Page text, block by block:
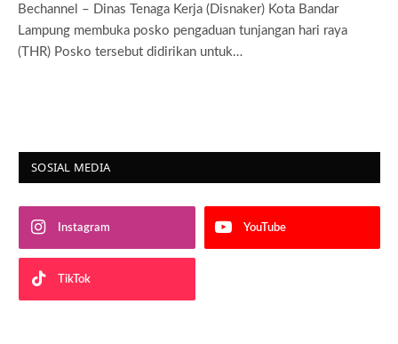
Bechannel – Dinas Tenaga Kerja (Disnaker) Kota Bandar
Lampung membuka posko pengaduan tunjangan hari raya
(THR) Posko tersebut didirikan untuk…
SOSIAL MEDIA
Instagram YouTube
TikTok